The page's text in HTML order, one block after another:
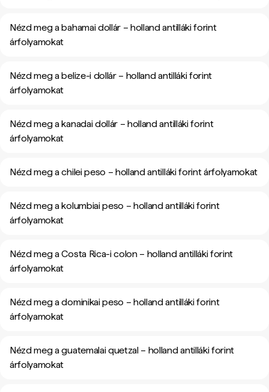
Nézd meg a bahamai dollár – holland antilláki forint
árfolyamokat
Nézd meg a belize-i dollár – holland antilláki forint
árfolyamokat
Nézd meg a kanadai dollár – holland antilláki forint
árfolyamokat
Nézd meg a chilei peso – holland antilláki forint árfolyamokat
Nézd meg a kolumbiai peso – holland antilláki forint
árfolyamokat
Nézd meg a Costa Rica-i colon – holland antilláki forint
árfolyamokat
Nézd meg a dominikai peso – holland antilláki forint
árfolyamokat
Nézd meg a guatemalai quetzal – holland antilláki forint
árfolyamokat